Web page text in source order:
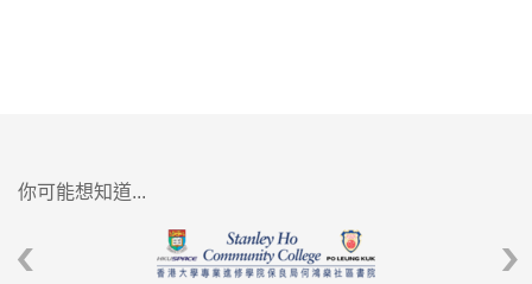
你可能想知道...